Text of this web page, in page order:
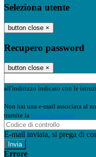
Seleziona utente
button close ×
Recupero password
button close ×
all'indirizzo indicato con le
Non hai una e-mail associata al
tramite la Login Spaggiari
E-mail inviata, si prega di
Errore